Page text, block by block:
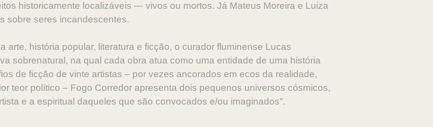
historicamente localizáveis — vivos ou mortos. Já Mateus Moreira e Luiza
sobre seres incandescentes.
arte, história popular, literatura e ficção, o curador fluminense Lucas
sobrenatural, na qual cada obra atua como uma entidade de uma história
de ficção de vinte artistas – por vezes ancorados em ecos da realidade,
teor político – Fogo Corredor apresenta dois pequenos universos cósmicos,
e a espiritual daqueles que são convocados e/ou imaginados".